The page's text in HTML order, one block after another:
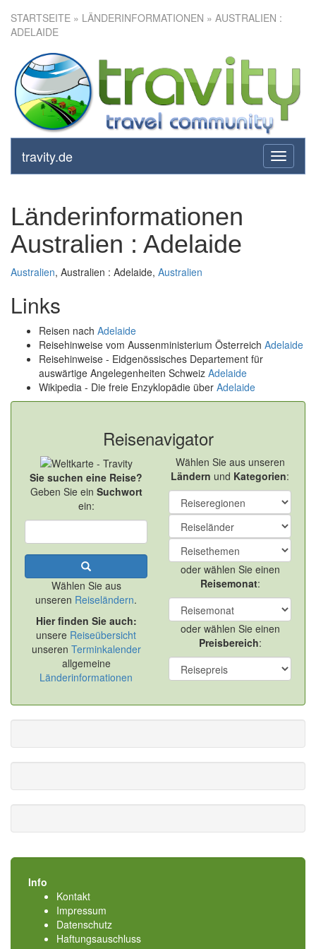
STARTSEITE » LÄNDERINFORMATIONEN » AUSTRALIEN :
ADELAIDE
toggle
travity.de
Länderinformationen
Australien : Adelaide
Australien, Australien : Adelaide, Australien
Links
Reisen nach Adelaide
Reisehinweise vom Aussenministerium Österreich Adelaide
Reisehinweise - Eidgenössisches Departement für
auswärtige Angelegenheiten Schweiz Adelaide
Wikipedia - Die freie Enzyklopädie über Adelaide
Reisenavigator
Sie suchen eine Reise?
Geben Sie ein Suchwort
ein:
Wählen Sie aus
unseren Reiseländern.
Hier finden Sie auch:
unsere Reiseübersicht
unseren Terminkalender
allgemeine
Länderinformationen
Wählen Sie aus unseren
Ländern und Kategorien:
oder wählen Sie einen
Reisemonat:
oder wählen Sie einen
Preisbereich:
Info
Kontakt
Impressum
Datenschutz
Haftungsauschluss